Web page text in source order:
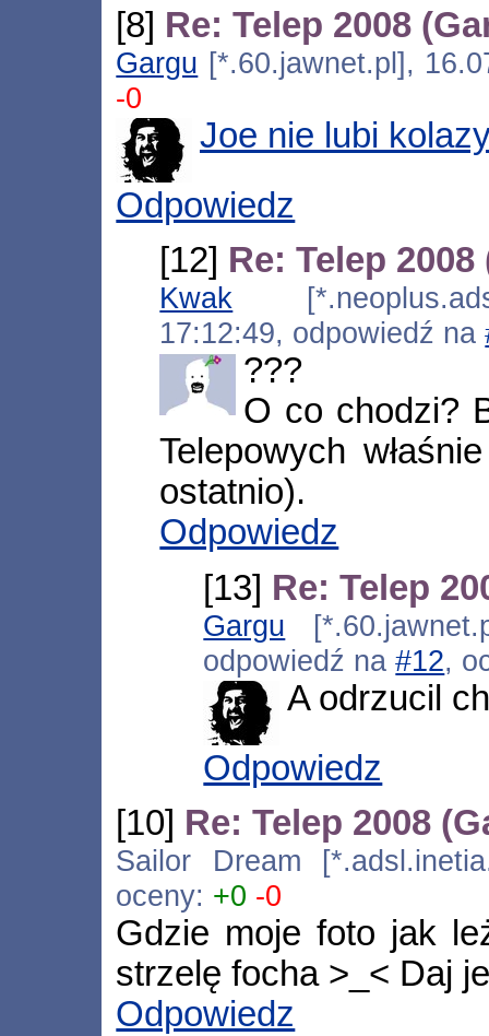
[8] Re: Telep 2008
Gargu [*.60.jawnet.pl],
-0
Joe nie lubi
Odpowiedz
[12] Re: Telep
Kwak
17:12:49, odpowiedź na
???
O co chodzi?
Telepowych
ostatnio).
Odpowiedz
[13] Re: Telep
Gargu
odpowiedź na#12,
A odrzucil
Odpowiedz
[10] Re: Telep 2008
Sailor Dream
oceny: +0 -0
Gdzie moje foto jak
strzelę focha >_< Daj
Odpowiedz